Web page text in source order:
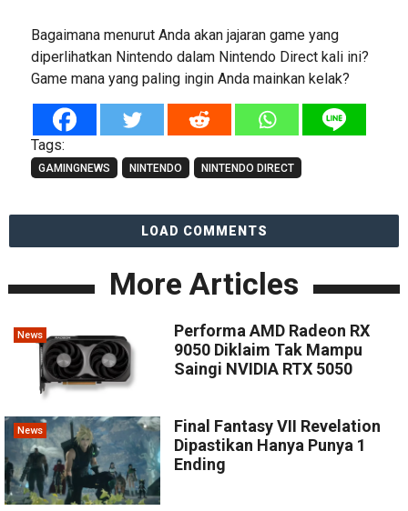
Bagaimana menurut Anda akan jajaran game yang
diperlihatkan Nintendo dalam Nintendo Direct kali ini?
Game mana yang paling ingin Anda mainkan kelak?
Tags:
GAMINGNEWS NINTENDO NINTENDO DIRECT
LOAD COMMENTS
More Articles
News
Performa AMD Radeon RX
9050 Diklaim Tak Mampu
Saingi NVIDIA RTX 5050
News
Final Fantasy VII Revelation
Dipastikan Hanya Punya 1
Ending